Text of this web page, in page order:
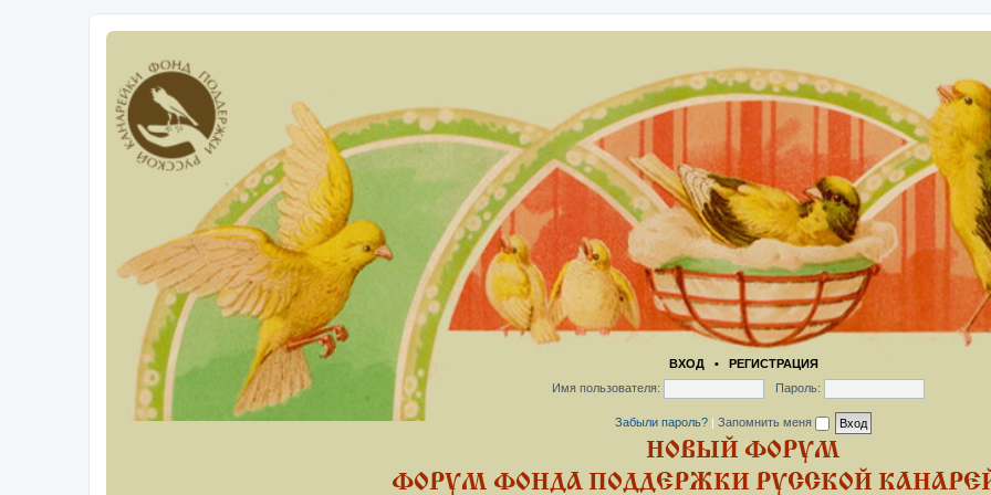
ВХОД• РЕГИСТРАЦИЯ
Имя пользователя:
Пароль:
Забыли пароль? | Запомнить меня
НОВЫЙ ФОРУМ
ФОРУМ ФОНДА ПОДДЕРЖКИ РУССКОЙ